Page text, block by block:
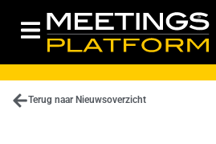
Terug naar Nieuwsoverzicht